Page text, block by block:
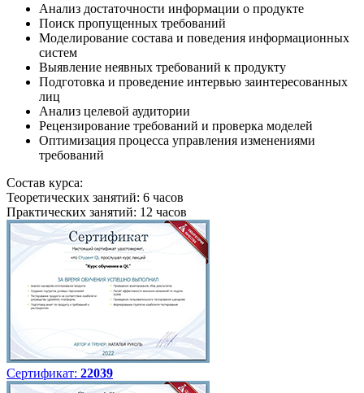
Анализ достаточности информации о продукте
Поиск пропущенных требований
Моделирование состава и поведения информационных
систем
Выявление неявных требований к продукту
Подготовка и проведение интервью заинтересованных
лиц
Анализ целевой аудитории
Рецензирование требований и проверка моделей
Оптимизация процесса управления изменениями
требований
Состав курса:
Теоретических занятий: 6 часов
Практических занятий: 12 часов
Сертификат: 22039